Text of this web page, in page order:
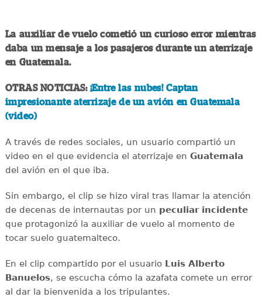
La auxiliar de vuelo cometió un curioso error mientras
daba un mensaje a los pasajeros durante un aterrizaje
en Guatemala.
OTRAS NOTICIAS: ¡Entre las nubes! Captan
impresionante aterrizaje de un avión en Guatemala
(video)
A través de redes sociales, un usuario compartió un
video en el que evidencia el aterrizaje en Guatemala
del avión en el que iba.
Sin embargo, el clip se hizo viral tras llamar la atención
de decenas de internautas por un peculiar incidente
que protagonizó la auxiliar de vuelo al momento de
tocar suelo guatemalteco.
En el clip compartido por el usuario Luis Alberto
Banuelos, se escucha cómo la azafata comete un error
al dar la bienvenida a los tripulantes.